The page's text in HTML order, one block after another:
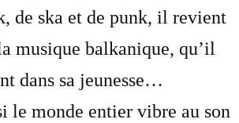
de ska et de punk, il revient
musique balkanique, qu’il
dans sa jeunesse…
le monde entier vibre au son